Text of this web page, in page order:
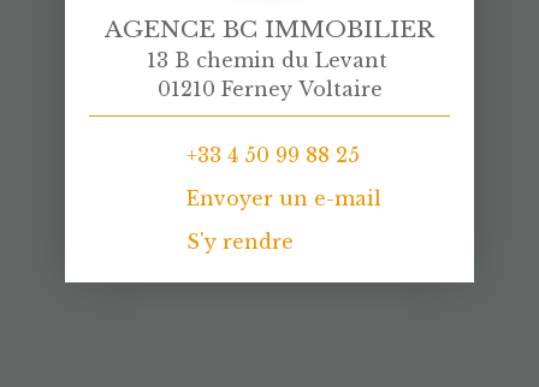
AGENCE BC IMMOBILIER
13 B chemin du Levant
01210 Ferney Voltaire
+33 4 50 99 88 25
Envoyer un e-mail
S'y rendre